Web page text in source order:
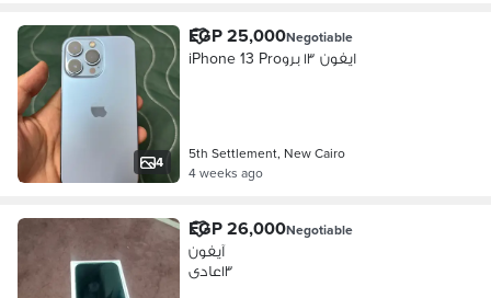
4
EGP 25,000Negotiable
iPhone 13 Proايفون ١٣ برو
5th Settlement, New Cairo
4 weeks ago
EGP 26,000Negotiable
آيفون
١٣عادى